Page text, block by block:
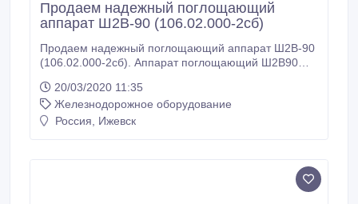
Продаем надежный поглощающий
аппарат Ш2В-90 (106.02.000-2сб)
Продаем надежный поглощающий аппарат Ш2В-90
(106.02.000-2сб). Аппарат поглощающий Ш2В90
пружина внутренняя; - пружина наружная; - болт
стяжной с гайкой; - конус нажимной; - клин
фрикционный (3 штуки). ЭК Факт, ООО, Ижевск, RU
20/03/2020 11:35
Железнодорожное оборудование
Россия, Ижевск